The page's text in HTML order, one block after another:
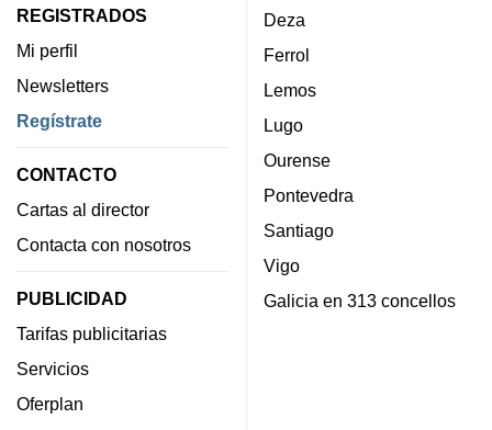
REGISTRADOS
Mi perfil
Newsletters
Regístrate
CONTACTO
Cartas al director
Contacta con nosotros
PUBLICIDAD
Tarifas publicitarias
Servicios
Oferplan
Deza
Ferrol
Lemos
Lugo
Ourense
Pontevedra
Santiago
Vigo
Galicia en 313 concellos